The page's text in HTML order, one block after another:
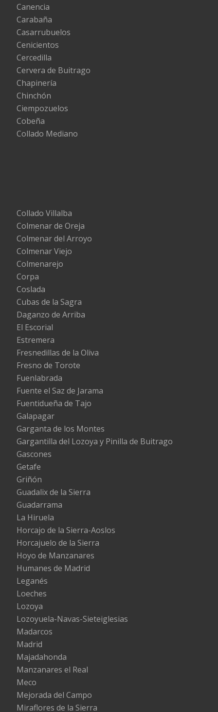
Canencia
Carabaña
Casarrubuelos
Cenicientos
Cercedilla
Cervera de Buitrago
Chapinería
Chinchón
Ciempozuelos
Cobeña
Collado Mediano
Collado Villalba
Colmenar de Oreja
Colmenar del Arroyo
Colmenar Viejo
Colmenarejo
Corpa
Coslada
Cubas de la Sagra
Daganzo de Arriba
El Escorial
Estremera
Fresnedillas de la Oliva
Fresno de Torote
Fuenlabrada
Fuente el Saz de Jarama
Fuentidueña de Tajo
Galapagar
Garganta de los Montes
Gargantilla del Lozoya y Pinilla de Buitrago
Gascones
Getafe
Griñón
Guadalix de la Sierra
Guadarrama
La Hiruela
Horcajo de la Sierra-Aoslos
Horcajuelo de la Sierra
Hoyo de Manzanares
Humanes de Madrid
Leganés
Loeches
Lozoya
Lozoyuela-Navas-Sieteiglesias
Madarcos
Madrid
Majadahonda
Manzanares el Real
Meco
Mejorada del Campo
Miraflores de la Sierra